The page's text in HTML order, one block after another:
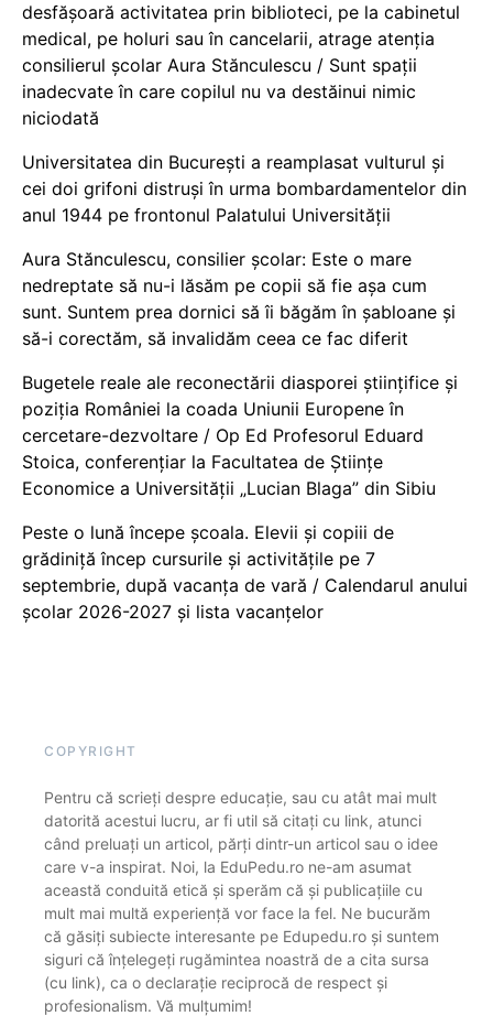
desfășoară activitatea prin biblioteci, pe la cabinetul
medical, pe holuri sau în cancelarii, atrage atenția
consilierul școlar Aura Stănculescu / Sunt spații
inadecvate în care copilul nu va destăinui nimic
niciodată
Universitatea din București a reamplasat vulturul și
cei doi grifoni distruși în urma bombardamentelor din
anul 1944 pe frontonul Palatului Universității
Aura Stănculescu, consilier școlar: Este o mare
nedreptate să nu-i lăsăm pe copii să fie așa cum
sunt. Suntem prea dornici să îi băgăm în șabloane și
să-i corectăm, să invalidăm ceea ce fac diferit
Bugetele reale ale reconectării diasporei științifice și
poziția României la coada Uniunii Europene în
cercetare-dezvoltare / Op Ed Profesorul Eduard
Stoica, conferențiar la Facultatea de Științe
Economice a Universității „Lucian Blaga” din Sibiu
Peste o lună începe școala. Elevii și copiii de
grădiniță încep cursurile și activitățile pe 7
septembrie, după vacanța de vară / Calendarul anului
școlar 2026-2027 și lista vacanțelor
COPYRIGHT
Pentru că scrieți despre educație, sau cu atât mai mult
datorită acestui lucru, ar fi util să citați cu link, atunci
când preluați un articol, părți dintr-un articol sau o idee
care v-a inspirat. Noi, la EduPedu.ro ne-am asumat
această conduită etică și sperăm că și publicațiile cu
mult mai multă experiență vor face la fel. Ne bucurăm
că găsiți subiecte interesante pe Edupedu.ro și suntem
siguri că înțelegeți rugămintea noastră de a cita sursa
(cu link), ca o declarație reciprocă de respect și
profesionalism. Vă mulțumim!